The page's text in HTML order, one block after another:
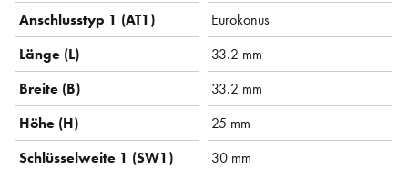
Anschlusstyp 1 (AT1)
Eurokonus
Länge (L)
33.2 mm
Breite (B)
33.2 mm
Höhe (H)
25 mm
Schlüsselweite 1 (SW1)
30 mm